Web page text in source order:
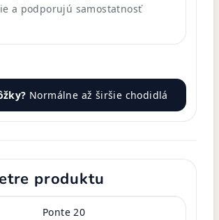
a podporujú samostatnosť
Normálne až širšie chodidlá
produktu
Ponte 20